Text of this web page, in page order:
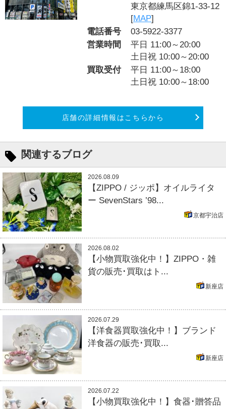
東京都練馬区錦1-33-12
[MAP]
電話番号
03-5922-3377
営業時間
平日 11:00～20:00
土日祝 10:00～20:00
買取受付
平日 11:00～18:00
土日祝 10:00～18:00
店舗の詳細情報はこちらから
関連するブログ
2026.08.09
【ZIPPO / ジッポ】オイルライタ
ー SevenStars ’98...
京都宇治店
2026.08.02
【小物買取強化中！】ZIPPO・雑
貨の販売･買取はト...
新座店
2026.07.29
【洋食器買取強化中！】ブランド
洋食器の販売･買取...
新座店
2026.07.22
【小物買取強化中！】食器･贈答品